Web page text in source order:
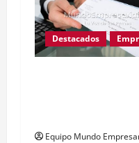
Destacados
Equipo Mundo